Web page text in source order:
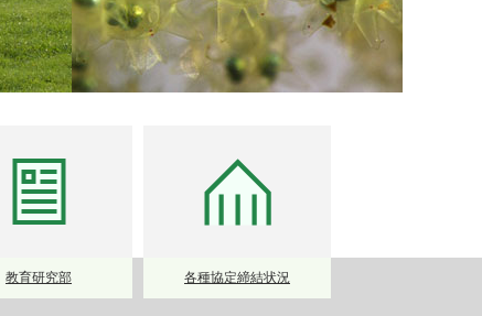
教育研究部
各種協定締結状況